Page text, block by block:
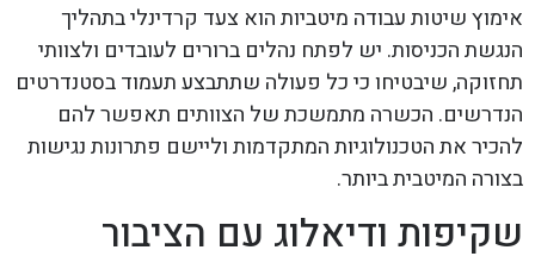
אימוץ שיטות עבודה מיטביות הוא צעד קרדינלי בתהליך
הנגשת הכניסות. יש לפתח נהלים ברורים לעובדים ולצוותי
תחזוקה, שיבטיחו כי כל פעולה שתתבצע תעמוד בסטנדרטים
הנדרשים. הכשרה מתמשכת של הצוותים תאפשר להם
להכיר את הטכנולוגיות המתקדמות וליישם פתרונות נגישות
בצורה המיטבית ביותר.
שקיפות ודיאלוג עם הציבור